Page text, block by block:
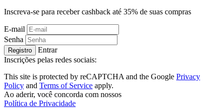
Inscreva-se para receber cashback até 35% de suas compras
E-mail
Senha
Registro
Entrar
Inscrições pelas redes sociais:
This site is protected by reCAPTCHA and the Google Privacy
Policy and Terms of Service apply.
Ao aderir, você concorda com nossos
Política de Privacidade